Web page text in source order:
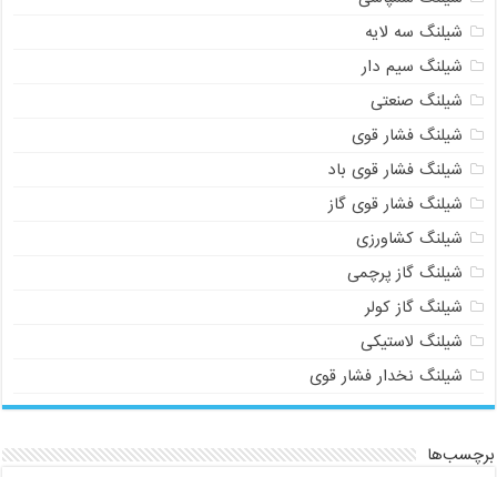
شیلنگ سه لایه
شیلنگ سیم دار
شیلنگ صنعتی
شیلنگ فشار قوی
شیلنگ فشار قوی باد
شیلنگ فشار قوی گاز
شیلنگ کشاورزی
شیلنگ گاز پرچمی
شیلنگ گاز کولر
شیلنگ لاستیکی
شیلنگ نخدار فشار قوی
برچسب‌ها